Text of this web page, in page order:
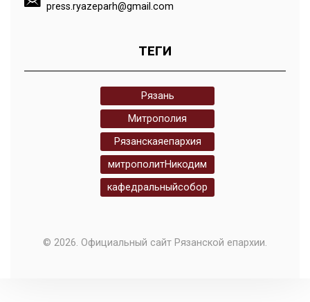
press.ryazeparh@gmail.com
ТЕГИ
Рязань
Митрополия
Рязанскаяепархия
митрополитНикодим
кафедральныйсобор
© 2026. Официальный сайт Рязанской епархии.